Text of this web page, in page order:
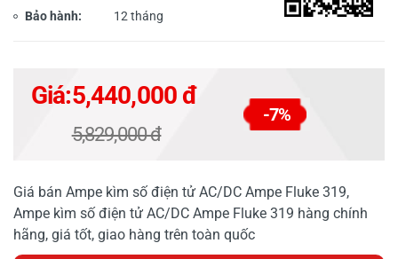
Bảo hành: 12 tháng
Giá:5,440,000 đ
5,829,000 đ
-7%
Giá bán Ampe kìm số điện tử AC/DC Ampe Fluke 319,
Ampe kìm số điện tử AC/DC Ampe Fluke 319 hàng chính
hãng, giá tốt, giao hàng trên toàn quốc